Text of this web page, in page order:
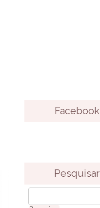
Facebook
Pesquisar